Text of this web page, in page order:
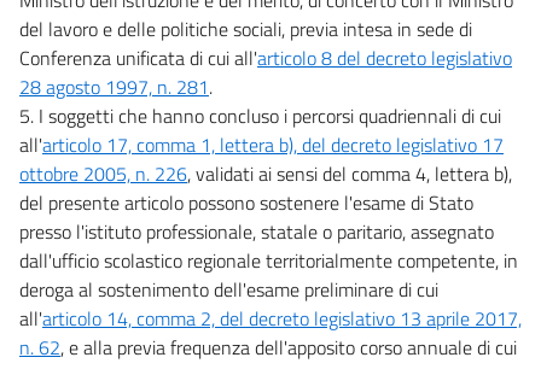
del lavoro e delle politiche sociali, previa intesa in sede di
Conferenza unificata di cui all'articolo 8 del decreto legislativo
28 agosto 1997, n. 281.
5. I soggetti che hanno concluso i percorsi quadriennali di cui
all'articolo 17, comma 1, lettera b), del decreto legislativo 17
ottobre 2005, n. 226, validati ai sensi del comma 4, lettera b),
del presente articolo possono sostenere l'esame di Stato
presso l'istituto professionale, statale o paritario, assegnato
dall'ufficio scolastico regionale territorialmente competente, in
deroga al sostenimento dell'esame preliminare di cui
all'articolo 14, comma 2, del decreto legislativo 13 aprile 2017,
n. 62, e alla previa frequenza dell'apposito corso annuale di cui